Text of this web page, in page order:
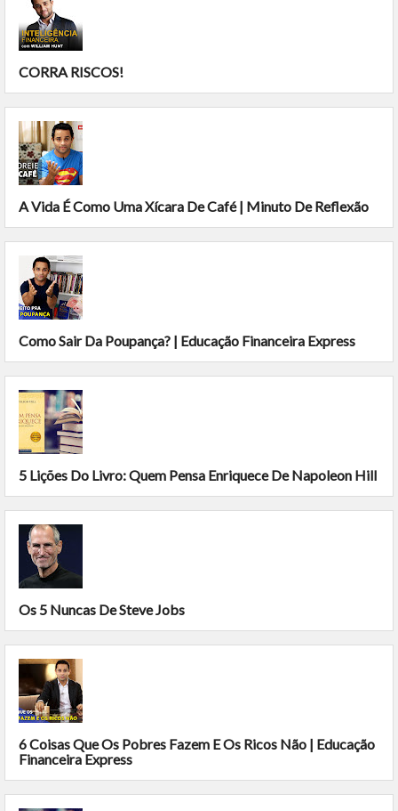
CORRA RISCOS!
A Vida É Como Uma Xícara De Café | Minuto De Reflexão
Como Sair Da Poupança? | Educação Financeira Express
5 Lições Do Livro: Quem Pensa Enriquece De Napoleon Hill
Os 5 Nuncas De Steve Jobs
6 Coisas Que Os Pobres Fazem E Os Ricos Não | Educação
Financeira Express